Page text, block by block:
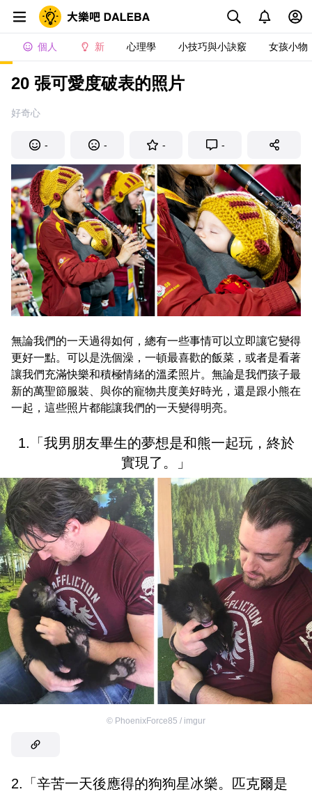
個人 新 心理學 小技巧與小訣竅 女孩小物
20 張可愛度破表的照片
好奇心
- - - -
無論我們的一天過得如何，總有一些事情可以立即讓它變得
更好一點。可以是洗個澡，一頓最喜歡的飯菜，或者是看著
讓我們充滿快樂和積極情緒的溫柔照片。無論是我們孩子最
新的萬聖節服裝、與你的寵物共度美好時光，還是跟小熊在
一起，這些照片都能讓我們的一天變得明亮。
1.「我男朋友畢生的夢想是和熊一起玩，終於
實現了。」
© PhoenixForce85 / imgur
2.「辛苦一天後應得的狗狗星冰樂。匹克爾是